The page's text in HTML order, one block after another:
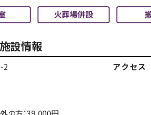
火葬場併設
設情報
2
アクセス